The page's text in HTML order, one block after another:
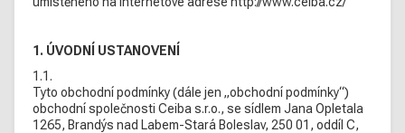
1. ÚVODNÍ USTANOVENÍ
1.1.
Tyto obchodní podmínky (dále jen „obchodní podmínky“)
obchodní společnosti Ceiba s.r.o., se sídlem Jana Opletala
1265, Brandýs nad Labem-Stará Boleslav, 250 01, oddíl C,